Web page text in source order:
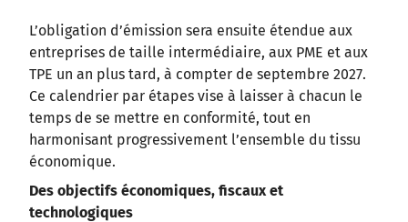
L’obligation d’émission sera ensuite étendue aux
entreprises de taille intermédiaire, aux PME et aux
TPE un an plus tard, à compter de septembre 2027.
Ce calendrier par étapes vise à laisser à chacun le
temps de se mettre en conformité, tout en
harmonisant progressivement l’ensemble du tissu
économique.
Des objectifs économiques, fiscaux et
technologiques